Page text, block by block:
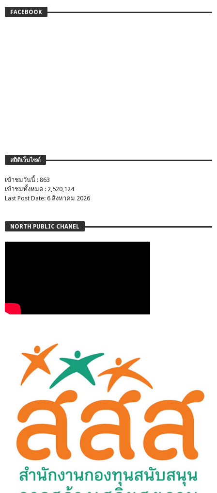
FACEBOOK
สถิติเว็บไซต์
เข้าชมวันนี้ : 863
เข้าชมทั้งหมด : 2,520,124
Last Post Date: 6 สิงหาคม 2026
NORTH PUBLIC CHANEL